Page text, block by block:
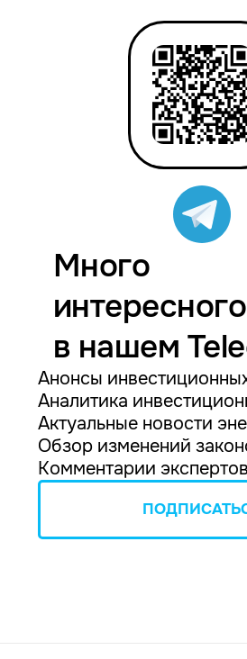
Много
интересного
в нашем
Анонсы
Аналитика
Актуальные новости
Обзор изменений
Комментарии экспертов